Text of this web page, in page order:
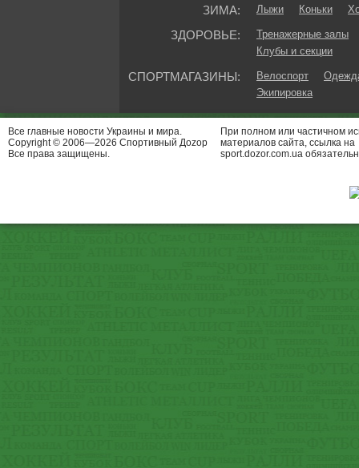
ЗИМА: Лыжи Коньки
ЗДОРОВЬЕ:
Тренажерные залы
Клубы и секции
СПОРТМАГАЗИНЫ: Велоспорт
Экипировка
Все главные новости Украины и мира.
Copyright © 2006—2026 Спортивный Доzор
Все права защищены.
При полном или частичном
материалов сайта, ссылка на
sport.dozor.com.ua